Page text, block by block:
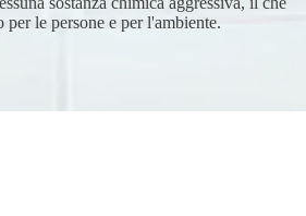
per le persone e per l'ambiente.